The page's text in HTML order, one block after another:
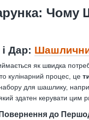
Дар:
як швидка
кулінарний процес, це
для шашлику,
здатен керувати цим
до